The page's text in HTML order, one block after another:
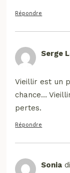
Répondre
Serge
Vieillir est un
chance…
pertes.
Répondre
Sonia